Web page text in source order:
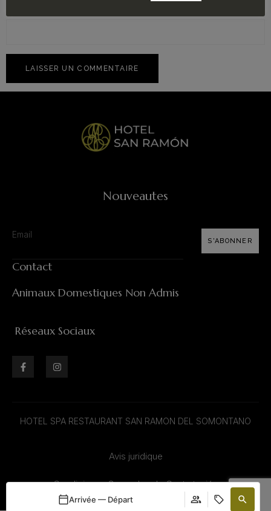
Nouveautes
S'ABONNER
Contact
Animaux Domestiques Non Admis
Réseaux Sociaux
HOTEL SPA RESTAURANT SAN RAMON DEL SOMONTANO
Avis juridique
Condiciones Generales de Contratación
Arrivée — Départ